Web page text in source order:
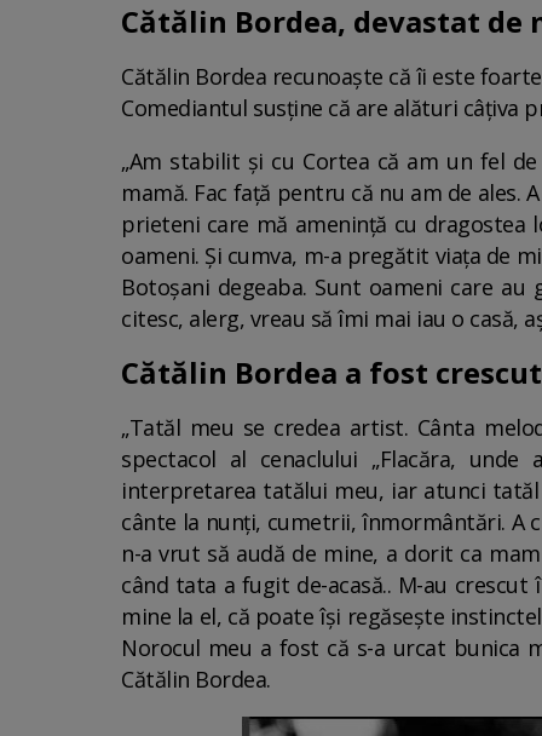
Cătălin Bordea, devastat de
Cătălin Bordea recunoaște că îi este
Comediantul susține că are alături câțiva
„Am stabilit și cu Cortea că am un fel
mamă. Fac față pentru că nu am de
prieteni care mă amenință cu
oameni. Și cumva, m-a pregătit viața de
Botoșani degeaba. Sunt oameni care
citesc, alerg, vreau să îmi mai iau o
Cătălin Bordea a fost
„Tatăl meu se credea artist. Cânta
spectacol al cenaclului „Flacăra,
interpretarea tatălui meu, iar atunci tatăl
cânte la nunţi, cumetrii, înmormântări. A
n-a vrut să audă de mine, a dorit ca
când tata a fugit de-acasă.. M-au
mine la el, că poate îşi regăseşte
Norocul meu a fost că s-a urcat bunica
Cătălin Bordea.